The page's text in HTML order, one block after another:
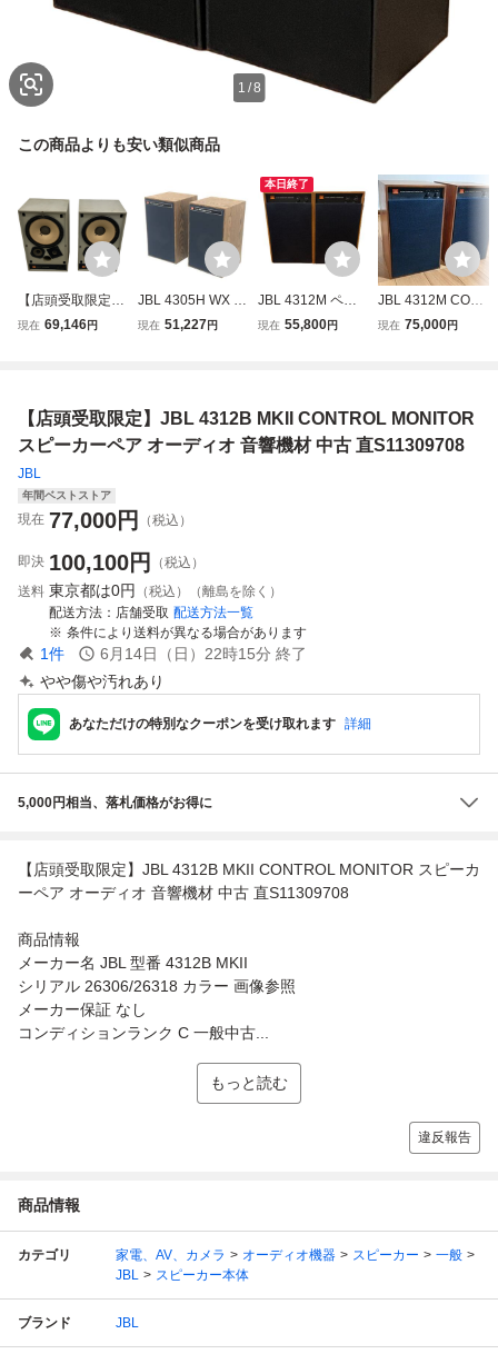
1 /8
この商品よりも安い類似商品
【店頭受取限定】
JBL 4311B CONT
現在 69,146円
JBL 4305H WX 2
Way Loudspeaker
現在 51,227円
本日終了
JBL 4312M ペア
COMPACT MONIT
現在 55,800円
JBL 4312M COMP
ACT MONITOR 3
現在 75,000円
【店頭受取限定】JBL 4312B MKII CONTROL MONITOR
スピーカーペア オーディオ 音響機材 中古 直S11309708
JBL
年間ベストストア
現在 77,000円 （税込）
即決 100,100円
（税込）
送料 東京都は0円
（税込）（離島を除く）
配送方法
店舗受取 配送方法一覧
条件により送料が異なる場合があります
1件 6月14日（日）22時15分 終了
やや傷や汚れあり
あなただけの特別なクーポンを受け取れます 詳細
5,000円相当、落札価格がお得に
【店頭受取限定】JBL 4312B MKII CONTROL MONITOR スピーカ
ーペア オーディオ 音響機材 中古 直S11309708
商品情報
メーカー名 JBL 型番 4312B MKII
シリアル 26306/26318 カラー 画像参照
メーカー保証 なし
コンディションランク C 一般中古...
もっと読む
違反報告
商品情報
カテゴリ 家電、AV、カメラ オーディオ機器 スピーカー
一般
JBL
スピーカー本体
ブランド JBL